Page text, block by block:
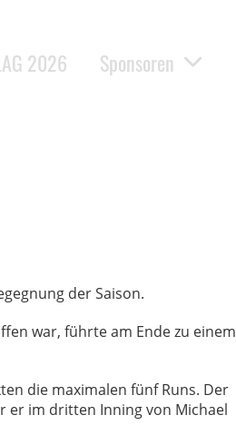
2026 Sponsoren
der Saison.
war, führte am Ende zu einem
die maximalen fünf Runs. Der
er im dritten Inning von Michael